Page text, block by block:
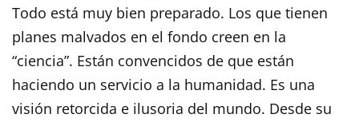
Todo está muy bien preparado. Los que tienen
planes malvados en el fondo creen en la
“ciencia”. Están convencidos de que están
haciendo un servicio a la humanidad. Es una
visión retorcida e ilusoria del mundo. Desde su